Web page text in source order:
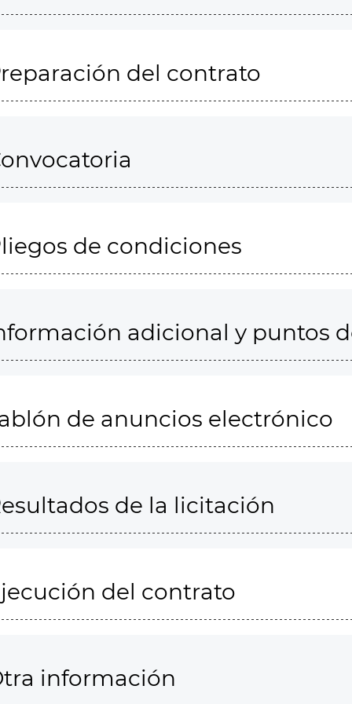
del contrato
de condiciones
adicional y puntos
de anuncios electrónico
de la licitación
del contrato
información